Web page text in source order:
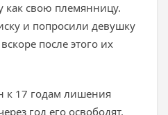
как свою племянницу.
и попросили девушку
после этого их
к 17 годам лишения
год его освободят.